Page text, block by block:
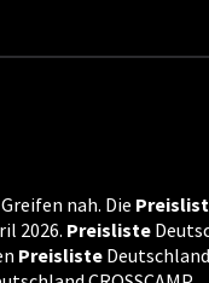
nah. Die
2026. Preisliste
Preisliste Deutschland